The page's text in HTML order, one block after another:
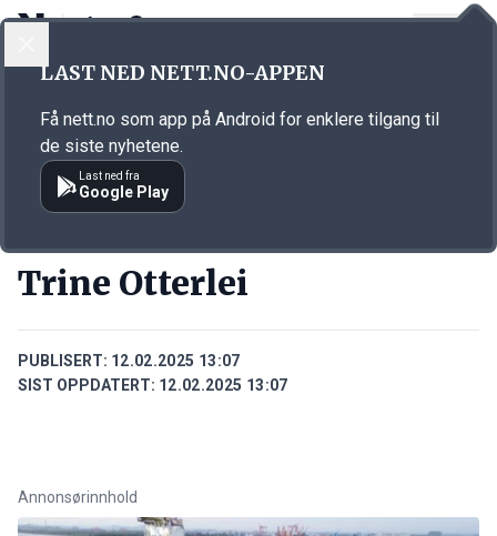
Annonsørinnhold
Trine Otterlei
PUBLISERT: 12.02.2025 13:07
SIST OPPDATERT: 12.02.2025 13:07
Annonsørinnhold
LAST NED NETT.NO-APPEN
Få nett.no som app på Android for enklere tilgang til
de siste nyhetene.
Last ned fra
Google Play